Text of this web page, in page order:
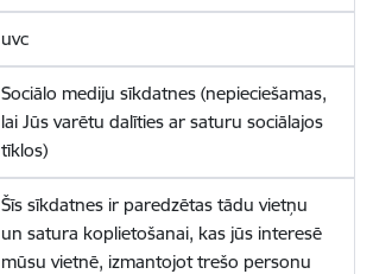
uvc
Sociālo mediju sīkdatnes (nepieciešamas,
lai Jūs varētu dalīties ar saturu sociālajos
tīklos)
Šīs sīkdatnes ir paredzētas tādu vietņu
un satura koplietošanai, kas jūs interesē
mūsu vietnē, izmantojot trešo personu